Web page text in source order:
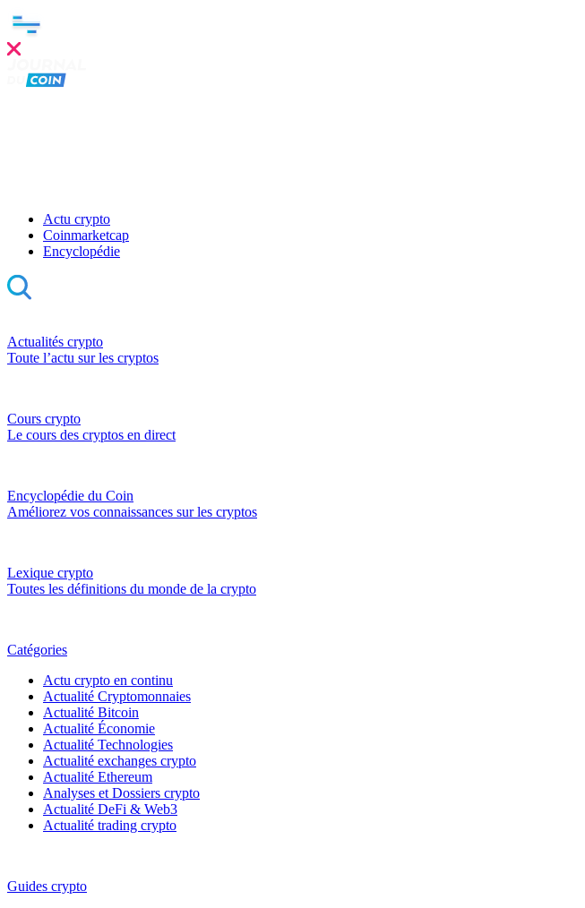
Actu crypto
Coinmarketcap
Encyclopédie
Actualités crypto
Toute l’actu sur les cryptos
Cours crypto
Le cours des cryptos en direct
Encyclopédie du Coin
Améliorez vos connaissances sur les cryptos
Lexique crypto
Toutes les définitions du monde de la crypto
Catégories
Actu crypto en continu
Actualité Cryptomonnaies
Actualité Bitcoin
Actualité Économie
Actualité Technologies
Actualité exchanges crypto
Actualité Ethereum
Analyses et Dossiers crypto
Actualité DeFi & Web3
Actualité trading crypto
Guides crypto